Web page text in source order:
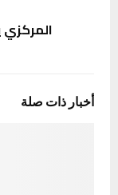
المركزي
أخبار ذات صلة